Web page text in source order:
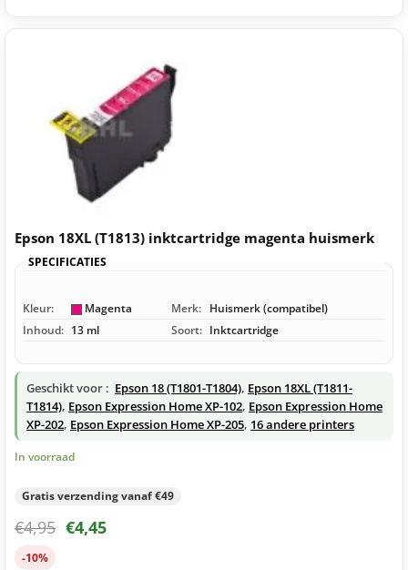
Epson 18XL (T1813) inktcartridge magenta huismerk
SPECIFICATIES
Kleur: Magenta Merk: Huismerk (compatibel)
Inhoud: 13 ml Soort: Inktcartridge
Geschikt voor : Epson 18 (T1801-T1804), Epson 18XL (T1811-
T1814), Epson Expression Home XP-102, Epson Expression Home
XP-202, Epson Expression Home XP-205, 16 andere printers
In voorraad
Gratis verzending vanaf €49
€4,95 €4,45
-10%